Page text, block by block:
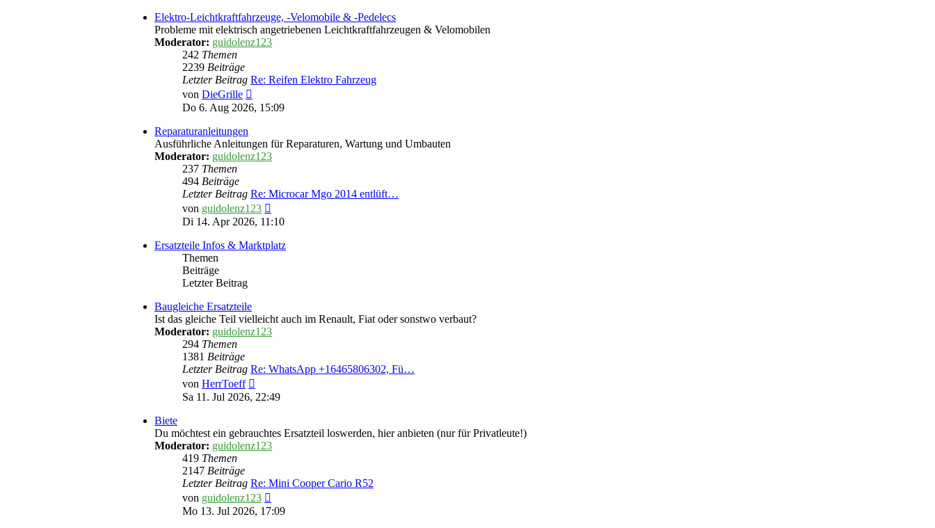
Elektro-Leichtkraftfahrzeuge, -Velomobile & -Pedelecs
Probleme mit elektrisch angetriebenen Leichtkraftfahrzeugen & Velomobilen
Moderator: guidolenz123
242 Themen
2239 Beiträge
Letzter Beitrag Re: Reifen Elektro Fahrzeug
von DieGrille
Beitrag
Do 6. Aug 2026, 15:09
Reparaturanleitungen
Ausführliche Anleitungen für Reparaturen, Wartung und Umbauten
Moderator: guidolenz123
237 Themen
494 Beiträge
Letzter Beitrag Re: Microcar Mgo 2014 entlüft…
von guidolenz123
Beitrag
Di 14. Apr 2026, 11:10
Ersatzteile Infos & Marktplatz
Themen
Beiträge
Letzter Beitrag
Baugleiche Ersatzteile
Ist das gleiche Teil vielleicht auch im Renault, Fiat oder sonstwo verbaut?
Moderator: guidolenz123
294 Themen
1381 Beiträge
Letzter Beitrag Re: WhatsApp +16465806302, Fü…
von HerrToeff
Beitrag
Sa 11. Jul 2026, 22:49
Biete
Du möchtest ein gebrauchtes Ersatzteil loswerden, hier anbieten (nur für Privatleute!)
Moderator: guidolenz123
419 Themen
2147 Beiträge
Letzter Beitrag Re: Mini Cooper Cario R52
von guidolenz123
Beitrag
Mo 13. Jul 2026, 17:09